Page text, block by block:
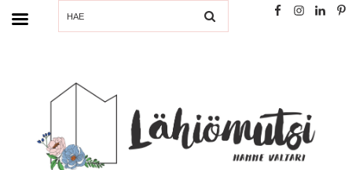
SEARCH